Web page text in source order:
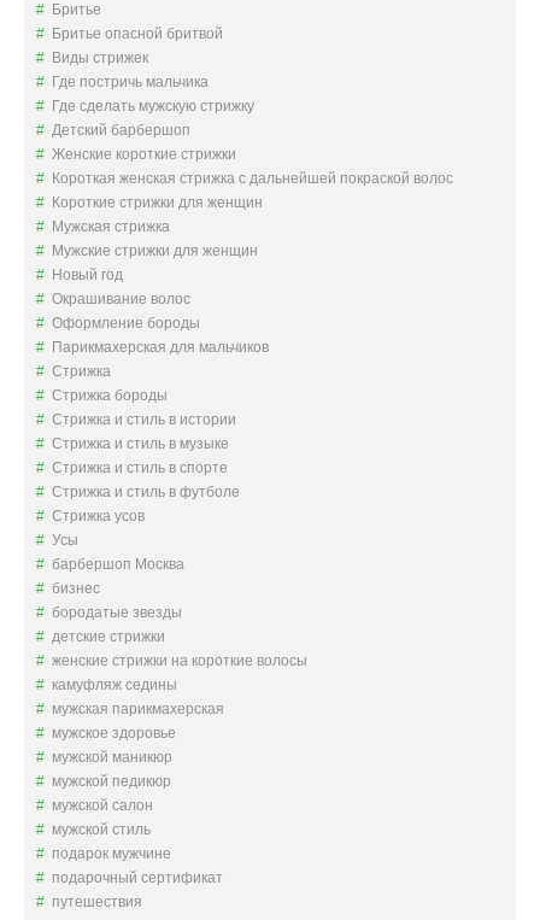
Бритье
Бритье опасной бритвой
Виды стрижек
Где постричь мальчика
Где сделать мужскую стрижку
Детский барбершоп
Женские короткие стрижки
Короткая женская стрижка с дальнейшей покраской волос
Короткие стрижки для женщин
Мужская стрижка
Мужские стрижки для женщин
Новый год
Окрашивание волос
Оформление бороды
Парикмахерская для мальчиков
Стрижка
Стрижка бороды
Стрижка и стиль в истории
Стрижка и стиль в музыке
Стрижка и стиль в спорте
Стрижка и стиль в футболе
Стрижка усов
Усы
барбершоп Москва
бизнес
бородатые звезды
детские стрижки
женские стрижки на короткие волосы
камуфляж седины
мужская парикмахерская
мужское здоровье
мужской маникюр
мужской педикюр
мужской салон
мужской стиль
подарок мужчине
подарочный сертификат
путешествия